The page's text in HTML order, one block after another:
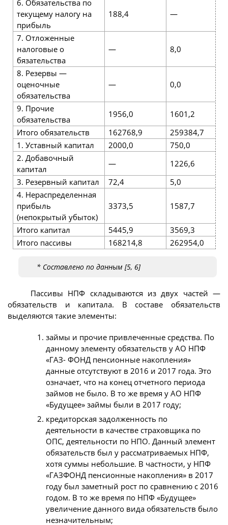
6. Обязательства по
текущему налогу на
прибыль
188,4 —
7. Отложенные
налоговые о
бязательства
— 8,0
8. Резервы —
оценочные
обязательства
— 0,0
9. Прочие
обязательства
1956,0 1601,2
Итого обязательств
162768,9 259384,7
1. Уставный капитал
2000,0 750,0
2. Добавочный
капитал
— 1226,6
3. Резервный капитал
72,4 5,0
4. Нераспределенная
прибыль
(непокрытый убыток)
3373,5 1587,7
Итого капитал 5445,9 3569,3
Итого пассивы
168214,8 262954,0
* Составлено по данным [5, 6]
Пассивы НПФ складываются из двух частей —
обязательств и капитала. В составе обязательств
выделяются такие элементы:
займы и прочие привлеченные средства. По
данному элементу обязательств у АО НПФ
«ГАЗ- ФОНД пенсионные накопления»
данные отсутствуют в 2016 и 2017 года. Это
означает, что на конец отчетного периода
займов не было. В то же время у АО НПФ
«Будущее» займы были в 2017 году;
кредиторская задолженность по
деятельности в качестве страховщика по
ОПС, деятельности по НПО. Данный элемент
обязательств был у рассматриваемых НПФ,
хотя суммы небольшие. В частности, у НПФ
«ГАЗФОНД пенсионные накопления» в 2017
году был заметный рост по сравнению с 2016
годом. В то же время по НПФ «Будущее»
увеличение данного вида обязательств было
незначительным;